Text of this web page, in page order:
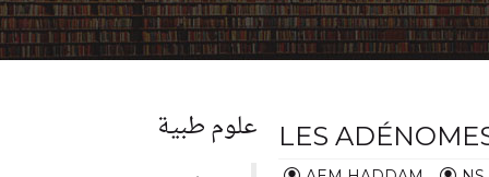
LES علوم طبية